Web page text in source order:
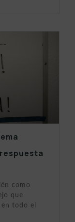
como
que
todo el